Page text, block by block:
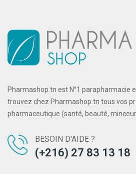
Pharmashop.tn est N°1 parapharmacie
trouvez chez Pharmashop.tn tous vos
pharmaceutique (santé, beauté,
BESOIN D'AIDE ?
(+216) 27 83 13 18